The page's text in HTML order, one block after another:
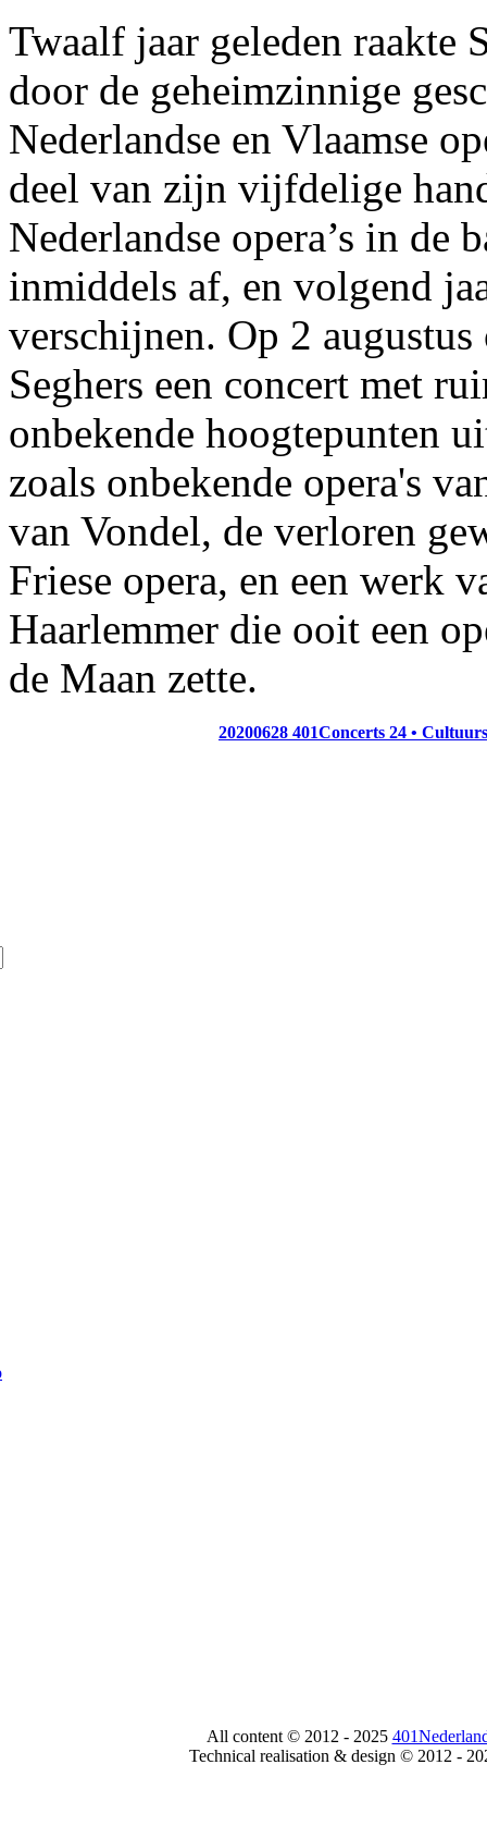
Twaalf jaar geleden raakte
door de geheimzinnige
Nederlandse en Vlaamse
deel van zijn vijfdelige
Nederlandse opera’s in de
inmiddels af, en volgend
verschijnen. Op 2 augustus
Seghers een concert met
onbekende hoogtepunten
zoals onbekende opera's
van Vondel, de verloren
Friese opera, en een werk
Haarlemmer die ooit een
de Maan zette.
20200628 401Concerts 24 •
All content © 2012 - 2025
Technical realisation & design © 2012 -